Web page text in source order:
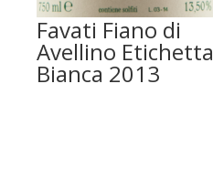
Favati Fiano di
Avellino Etichetta
Bianca 2013